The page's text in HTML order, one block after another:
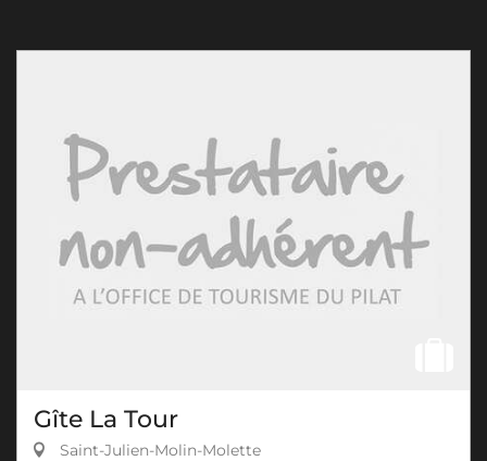
Gîte La Tour
Saint-Julien-Molin-Molette